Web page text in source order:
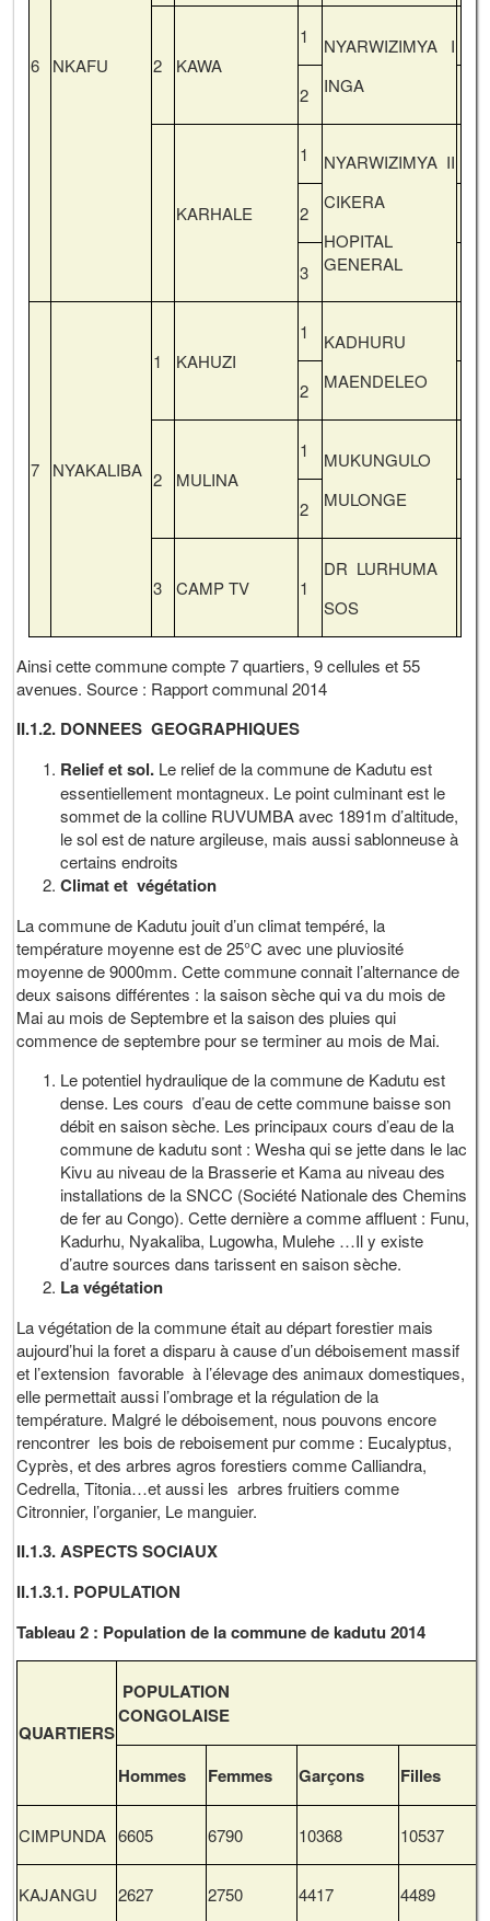
6 NKAFU 2 KAWA
1
NYARWIZIMYA I
INGA
2
KARHALE
1
NYARWIZIMYA II
CIKERA
HOPITAL
GENERAL
2
3
7 NYAKALIBA
1 KAHUZI
1
KADHURU
MAENDELEO
2
2 MULINA
1
MUKUNGULO
MULONGE
2
3 CAMP TV 1
DR LURHUMA
SOS
Ainsi cette commune compte 7 quartiers, 9 cellules et 55
avenues. Source : Rapport communal 2014
II.1.2. DONNEES GEOGRAPHIQUES
Relief et sol. Le relief de la commune de Kadutu est
essentiellement montagneux. Le point culminant est le
sommet de la colline RUVUMBA avec 1891m d’altitude,
le sol est de nature argileuse, mais aussi sablonneuse à
certains endroits
Climat et végétation
La commune de Kadutu jouit d’un climat tempéré, la
température moyenne est de 25°C avec une pluviosité
moyenne de 9000mm. Cette commune connait l’alternance de
deux saisons différentes : la saison sèche qui va du mois de
Mai au mois de Septembre et la saison des pluies qui
commence de septembre pour se terminer au mois de Mai.
Le potentiel hydraulique de la commune de Kadutu est
dense. Les cours d’eau de cette commune baisse son
débit en saison sèche. Les principaux cours d’eau de la
commune de kadutu sont : Wesha qui se jette dans le lac
Kivu au niveau de la Brasserie et Kama au niveau des
installations de la SNCC (Société Nationale des Chemins
de fer au Congo). Cette dernière a comme affluent : Funu,
Kadurhu, Nyakaliba, Lugowha, Mulehe …Il y existe
d’autre sources dans tarissent en saison sèche.
La végétation
La végétation de la commune était au départ forestier mais
aujourd’hui la foret a disparu à cause d’un déboisement massif
et l’extension favorable à l’élevage des animaux domestiques,
elle permettait aussi l’ombrage et la régulation de la
température. Malgré le déboisement, nous pouvons encore
rencontrer les bois de reboisement pur comme : Eucalyptus,
Cyprès, et des arbres agros forestiers comme Calliandra,
Cedrella, Titonia…et aussi les arbres fruitiers comme
Citronnier, l’organier, Le manguier.
II.1.3. ASPECTS SOCIAUX
II.1.3.1. POPULATION
Tableau 2 : Population de la commune de kadutu 2014
QUARTIERS
POPULATION
Hommes Femmes Garçons Filles
CIMPUNDA 6605 6790 10368 10537
KAJANGU 2627 2750 4417 4489